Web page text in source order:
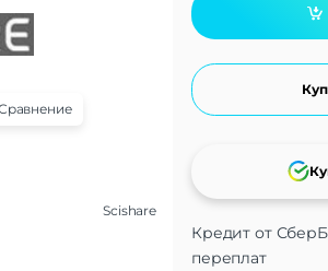
Scishare
Кредит от
переплат